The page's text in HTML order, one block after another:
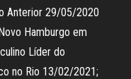
Anterior 29/05/2020
Hamburgo em
Líder do
no Rio 13/02/2021;